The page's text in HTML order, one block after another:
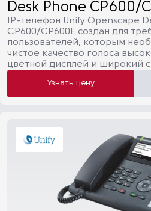
Desk Phone CP600/
IP-телефон Unify Openscape
CP600/CP600E создан для
пользователей, которым
чистое качество голоса
цветной дисплей и широкий
Узнать цену